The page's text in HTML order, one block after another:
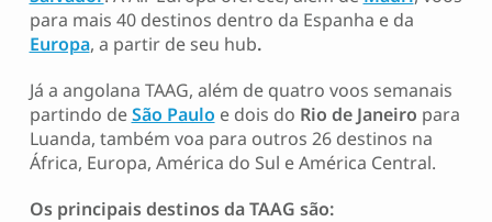
para mais 40 destinos dentro da Espanha e da
Europa, a partir de seu hub.
Já a angolana TAAG, além de quatro voos semanais
partindo deSão Paulo e dois do Rio de Janeiro para
Luanda, também voa para outros 26 destinos na
África, Europa, América do Sul e América Central.
Os principais destinos da TAAG são: